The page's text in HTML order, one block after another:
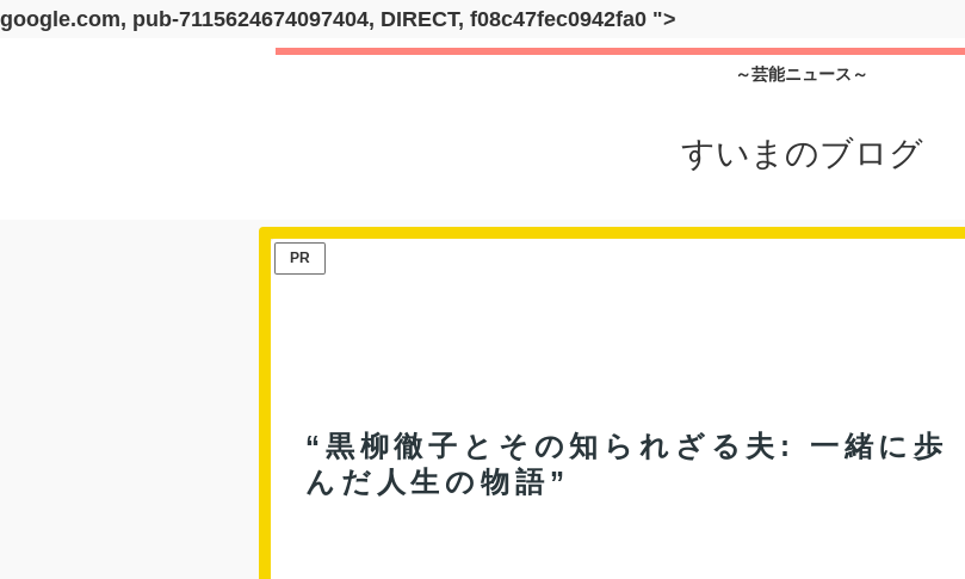
google.com, pub-7115624674097404, DIRECT, f08c47fec0942fa0 ">
～芸能ニュース～
すいまのブログ
PR
“黒柳徹子とその知られざる夫: 一緒に歩
んだ人生の物語”